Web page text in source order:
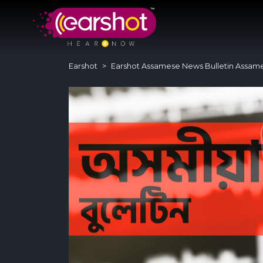
Earshot Earshot Assamese News Bulletin